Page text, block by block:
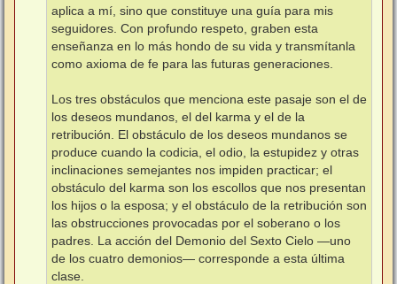
aplica a mí, sino que constituye una guía para mis
seguidores. Con profundo respeto, graben esta
enseñanza en lo más hondo de su vida y transmítanla
como axioma de fe para las futuras generaciones.
Los tres obstáculos que menciona este pasaje son el de
los deseos mundanos, el del karma y el de la
retribución. El obstáculo de los deseos mundanos se
produce cuando la codicia, el odio, la estupidez y otras
inclinaciones semejantes nos impiden practicar; el
obstáculo del karma son los escollos que nos presentan
los hijos o la esposa; y el obstáculo de la retribución son
las obstrucciones provocadas por el soberano o los
padres. La acción del Demonio del Sexto Cielo —⁠uno
de los cuatro demonios⁠— corresponde a esta última
clase.